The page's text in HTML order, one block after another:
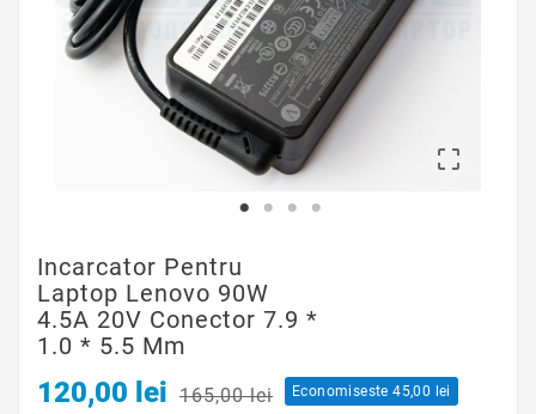

Incarcator Pentru
Laptop Lenovo 90W
4.5A 20V Conector 7.9 *
1.0 * 5.5 Mm
120,00 lei 165,00 lei Economiseste 45,00 lei